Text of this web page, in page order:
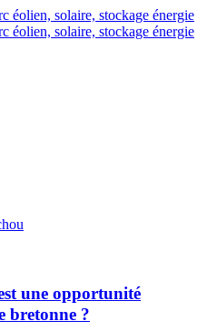
une opportunité
bretonne ?